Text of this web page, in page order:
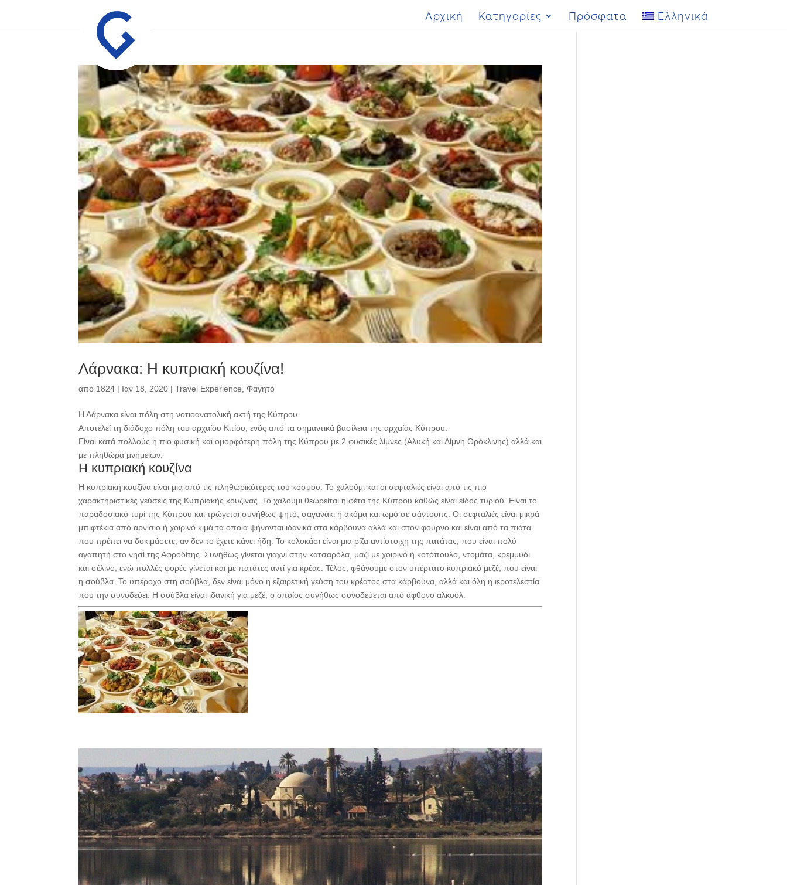
Αρχική Κατηγορίες Πρόσφατα Ελληνικά
Λάρνακα: Η κυπριακή κουζίνα!
από 1824 | Ιαν 18, 2020 |Travel Experience ,Φαγητό
Η Λάρνακα είναι πόλη στη νοτιοανατολική ακτή της Κύπρου.
Αποτελεί τη διάδοχο πόλη του αρχαίου Κιτίου, ενός από τα σημαντικά βασίλεια της αρχαίας Κύπρου.
Είναι κατά πολλούς η πιο φυσική και ομορφότερη πόλη της Κύπρου με 2 φυσικές λίμνες (Αλυκή και Λίμνη Ορόκλινης) αλλά και
με πληθώρα μνημείων.
Η κυπριακή κουζίνα
Η κυπριακή κουζίνα είναι μια από τις πληθωρικότερες του κόσμου. Το χαλούμι και οι σεφταλιές είναι από τις πιο
χαρακτηριστικές γεύσεις της Κυπριακής κουζίνας. Το χαλούμι θεωρείται η φέτα της Κύπρου καθώς είναι είδος τυριού. Είναι το
παραδοσιακό τυρί της Κύπρου και τρώγεται συνήθως ψητό, σαγανάκι ή ακόμα και ωμό σε σάντουιτς. Οι σεφταλιές είναι μικρά
μπιφτέκια από αρνίσιο ή χοιρινό κιμά τα οποία ψήνονται ιδανικά στα κάρβουνα αλλά και στον φούρνο και είναι από τα πιάτα
που πρέπει να δοκιμάσετε, αν δεν το έχετε κάνει ήδη. Το κολοκάσι είναι μια ρίζα αντίστοιχη της πατάτας, που είναι πολύ
αγαπητή στο νησί της Αφροδίτης. Συνήθως γίνεται γιαχνί στην κατσαρόλα, μαζί με χοιρινό ή κοτόπουλο, ντομάτα, κρεμμύδι
και σέλινο, ενώ πολλές φορές γίνεται και με πατάτες αντί για κρέας. Τέλος, φθάνουμε στον υπέρτατο κυπριακό μεζέ, που είναι
η σούβλα. Το υπέροχο στη σούβλα, δεν είναι μόνο η εξαιρετική γεύση του κρέατος στα κάρβουνα, αλλά και όλη η ιεροτελεστία
που την συνοδεύει. Η σούβλα είναι ιδανική για μεζέ, ο οποίος συνήθως συνοδεύεται από άφθονο αλκοόλ.